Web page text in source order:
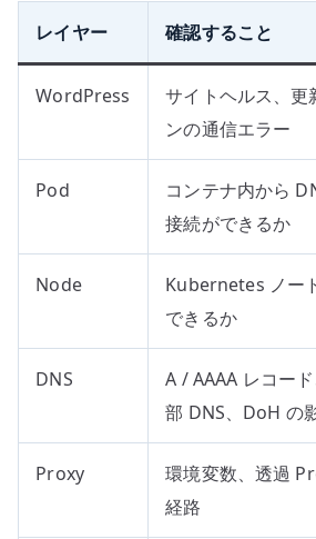
レイヤー 確認すること
WordPress
サイトヘルス、更
ンの通信エラー
Pod
コンテナ内から
接続ができるか
Node
Kubernetes ノー
できるか
DNS
A / AAAA レコー
部 DNS、DoH の
Proxy
環境変数、透過
経路